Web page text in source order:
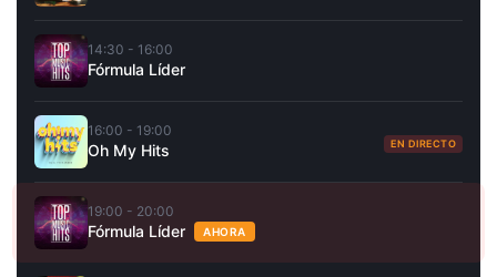
14:30 - 16:00
Fórmula Líder
16:00 - 19:00
Oh My Hits EN DIRECTO
19:00 - 20:00
Fórmula Líder AHORA